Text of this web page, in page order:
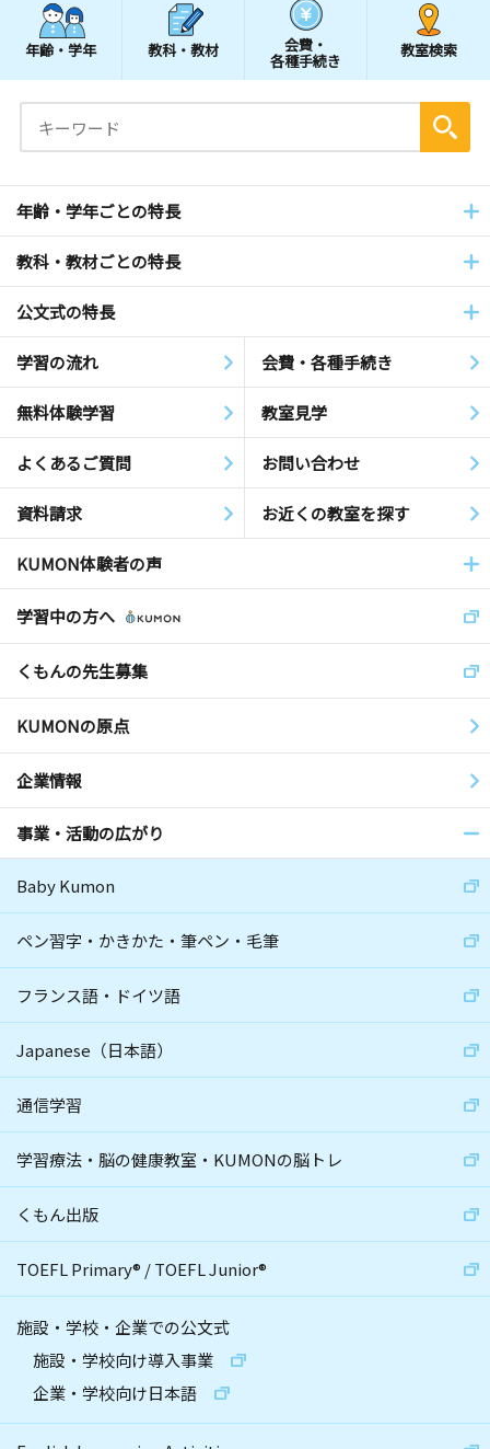
年齢・学年 教科・教材 会費・
各種手続き
教室検索
年齢・学年ごとの特長
教科・教材ごとの特長
公文式の特長
学習の流れ 会費・各種手続き
無料体験学習 教室見学
よくあるご質問 お問い合わせ
資料請求 お近くの教室を探す
KUMON体験者の声
学習中の方へ
くもんの先生募集
KUMONの原点
企業情報
事業・活動の広がり
Baby Kumon
ペン習字・かきかた・筆ペン・毛筆
フランス語・ドイツ語
Japanese（日本語）
通信学習
学習療法・脳の健康教室・KUMONの脳トレ
くもん出版
TOEFL Primary® /TOEFL Junior®
施設・学校・企業での公文式
施設・学校向け導入事業
企業・学校向け日本語